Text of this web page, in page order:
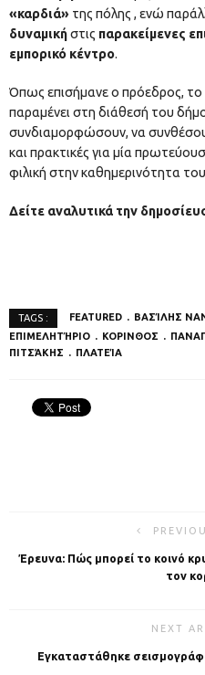
«καρδιά» της πόλης , ενώ
δυναμικήστις παρακείμενες
εμπορικό κέντρο.
Όπως επισήμανε ο πρόεδρος, το
παραμένει στη διάθεσή του
συνδιαμορφώσουν, να
και πρακτικές για μία
φιλική στην καθημερινότητα
Δείτε αναλυτικά την
TAGS : FEATURED ΒΑΣΊΛΗΣ
ΕΠΙΜΕΛΗΤΉΡΙΟ
ΚΟΡΙΝΘΟΣ
ΠΙΤΣΆΚΗΣ
ΠΛΑΤΕΊΑ
Έρευνα: Πώς μπορεί το κοινό
τον
NEXT
Εγκαταστάθηκε